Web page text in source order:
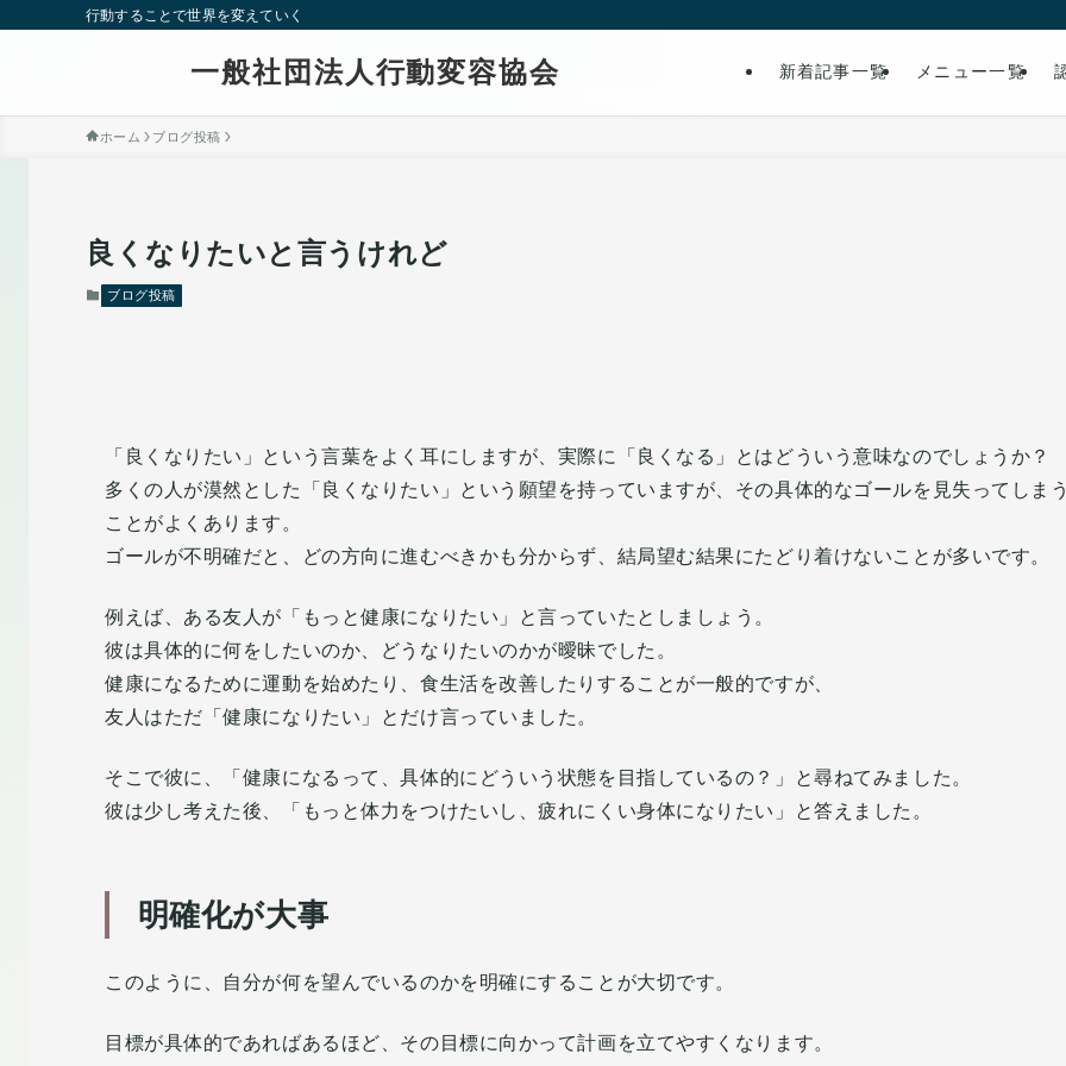
行動することで世界を変えていく
一般社団法人行動変容協会 新着記事一覧 メニュー一覧
ホーム ブログ投稿
良くなりたいと言うけれど
ブログ投稿
「良くなりたい」という言葉をよく耳にしますが、実際に「良くなる」とはどういう意味なのでしょうか？
多くの人が漠然とした「良くなりたい」という願望を持っていますが、その具体的なゴールを見失ってしま
ことがよくあります。
ゴールが不明確だと、どの方向に進むべきかも分からず、結局望む結果にたどり着けないことが多いです。
例えば、ある友人が「もっと健康になりたい」と言っていたとしましょう。
彼は具体的に何をしたいのか、どうなりたいのかが曖昧でした。
健康になるために運動を始めたり、食生活を改善したりすることが一般的ですが、
友人はただ「健康になりたい」とだけ言っていました。
そこで彼に、「健康になるって、具体的にどういう状態を目指しているの？」と尋ねてみました。
彼は少し考えた後、「もっと体力をつけたいし、疲れにくい身体になりたい」と答えました。
明確化が大事
このように、自分が何を望んでいるのかを明確にすることが大切です。
目標が具体的であればあるほど、その目標に向かって計画を立てやすくなります。